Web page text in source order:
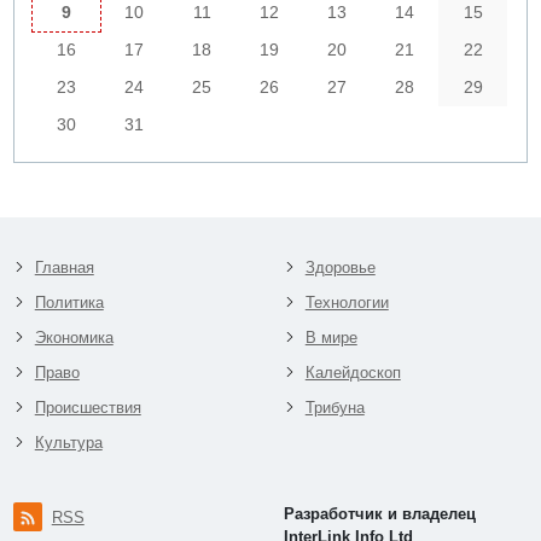
9
10 11 12 13 14
15
16
17 18 19 20 21
22
23
24 25 26 27 28
29
30
31
Главная
Политика
Экономика
Право
Происшествия
Культура
Здоровье
Технологии
В мире
Калейдоскоп
Трибуна
RSS
Разработчик и владелец
InterLink Info Ltd